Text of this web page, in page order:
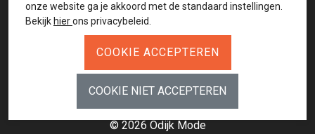
© 2026 Odijk Mode
onze website ga je akkoord met de standaard instellingen.
Bekijk hierons privacybeleid.